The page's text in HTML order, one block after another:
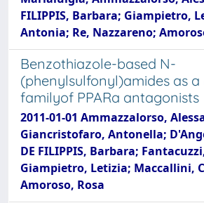
FILIPPIS, Barbara; Giampietro,
Antonia; Re, Nazzareno;
Benzothiazole-based N-
(phenylsulfonyl)amides as a
familyof PPARa antagonists
2011-01-01 Ammazzalorso,
Giancristofaro, Antonella;
DE FILIPPIS, Barbara;
Giampietro, Letizia; Maccallini,
Amoroso, Rosa